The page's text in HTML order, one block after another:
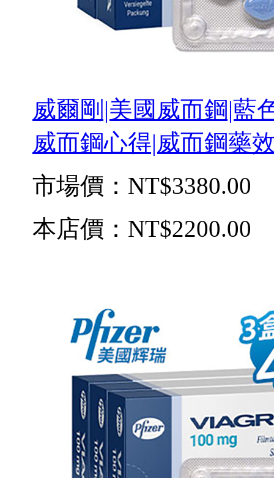
威爾剛|美國威而鋼|藍
威而鋼心得|威而鋼藥
市場價： NT$3380.00
本店價： NT$2200.00